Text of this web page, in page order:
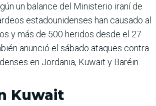
un balance del Ministerio iraní de
estadounidenses han causado al
y más de 500 heridos desde el 27
anunció el sábado ataques contra
en Jordania, Kuwait y Baréin.
Kuwait